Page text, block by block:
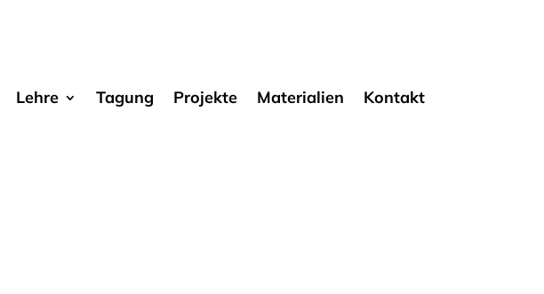
Lehre Tagung Projekte Materialien Kontakt